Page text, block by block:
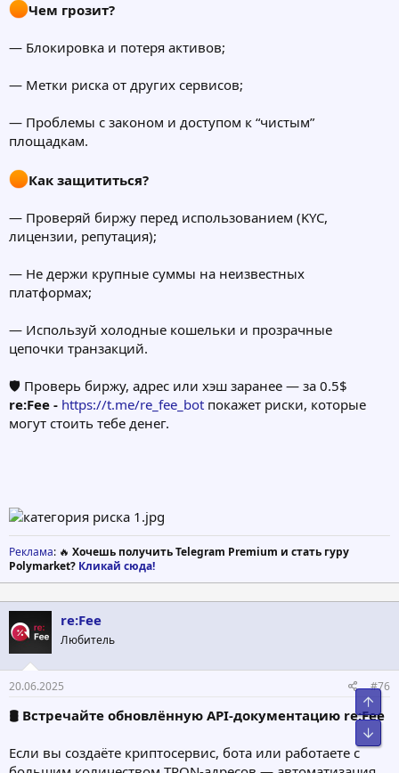
Чем грозит?
— Блокировка и потеря активов;
— Метки риска от других сервисов;
— Проблемы с законом и доступом к “чистым”
площадкам.
Как защититься?
— Проверяй биржу перед использованием (KYC,
лицензии, репутация);
— Не держи крупные суммы на неизвестных
платформах;
— Используй холодные кошельки и прозрачные
цепочки транзакций.
🛡 Проверь биржу, адрес или хэш заранее — за 0.5$
re:Fee - https://t.me/re_fee_bot покажет риски, которые
могут стоить тебе денег.
Реклама: 🔥 Хочешь получить Telegram Premium и стать гуру
Polymarket? Кликай сюда!
re:Fee
Любитель
20.06.2025 #76
🛢 Встречайте обновлённую API-документацию re:Fee
Если вы создаёте криптосервис, бота или работаете с